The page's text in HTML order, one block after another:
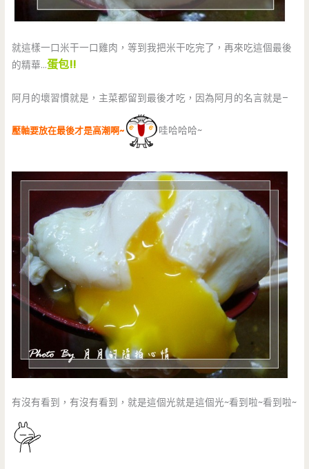
就這樣一口米干一口雞肉，等到我把米干吃完了，再來吃這個最後
的精華…蛋包!!
阿月的壞習慣就是，主菜都留到最後才吃，因為阿月的名言就是–
壓軸要放在最後才是高潮啊~ 哇哈哈哈~
有沒有看到，有沒有看到，就是這個光就是這個光~看到啦~看到啦~